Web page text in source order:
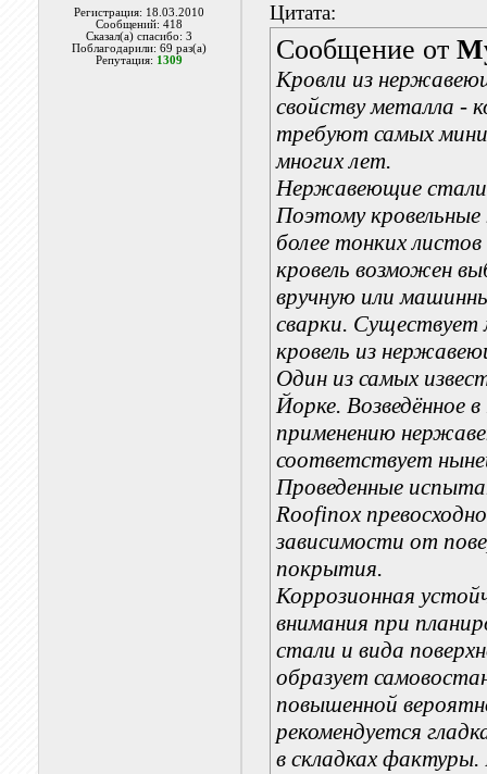
Регистрация: 18.03.2010
Сообщений: 418
Сказал(а) спасибо: 3
Поблагодарили: 69 раз(а)
Репутация: 1309
Цитата:
Сообщение от
Кровли из
свойству металла -
требуют самых
многих лет.
Нержавеющие
Поэтому
более тонких
кровель возможен
вручную или
сварки. Существует
кровель из
Один из самых
Йорке. Возведённое
применению
соответствует
Проведенные
Roofinox
зависимости от
покрытия.
Коррозионная
внимания при
стали и вида
образует
повышенной
рекомендуется
в складках